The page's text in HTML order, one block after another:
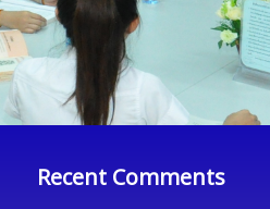
Recent Comments